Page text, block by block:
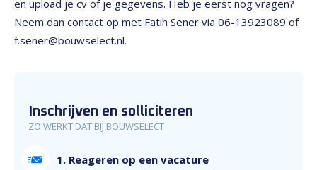
en upload je cv of je gegevens. Heb je eerst nog vragen?
Neem dan contact op met Fatih Sener via 06-13923089 of
f.sener@bouwselect.nl.
Inschrijven en solliciteren
ZO WERKT DAT BIJ BOUWSELECT
1. Reageren op een vacature